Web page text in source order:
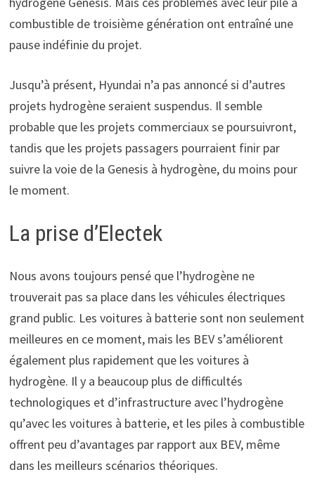
combustible de troisième génération ont entraîné une
pause indéfinie du projet.
Jusqu’à présent, Hyundai n’a pas annoncé si d’autres
projets hydrogène seraient suspendus. Il semble
probable que les projets commerciaux se poursuivront,
tandis que les projets passagers pourraient finir par
suivre la voie de la Genesis à hydrogène, du moins pour
le moment.
La prise d’Electek
Nous avons toujours pensé que l’hydrogène ne
trouverait pas sa place dans les véhicules électriques
grand public. Les voitures à batterie sont non seulement
meilleures en ce moment, mais les BEV s’améliorent
également plus rapidement que les voitures à
hydrogène. Il y a beaucoup plus de difficultés
technologiques et d’infrastructure avec l’hydrogène
qu’avec les voitures à batterie, et les piles à combustible
offrent peu d’avantages par rapport aux BEV, même
dans les meilleurs scénarios théoriques.